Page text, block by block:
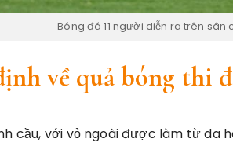
Bóng đá 11 người diễn ra trên sân
về quả bóng thi
cầu, với vỏ ngoài được làm từ